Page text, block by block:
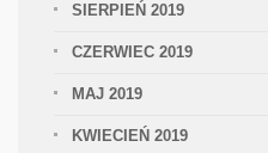
SIERPIEŃ 2019
CZERWIEC 2019
MAJ 2019
KWIECIEŃ 2019